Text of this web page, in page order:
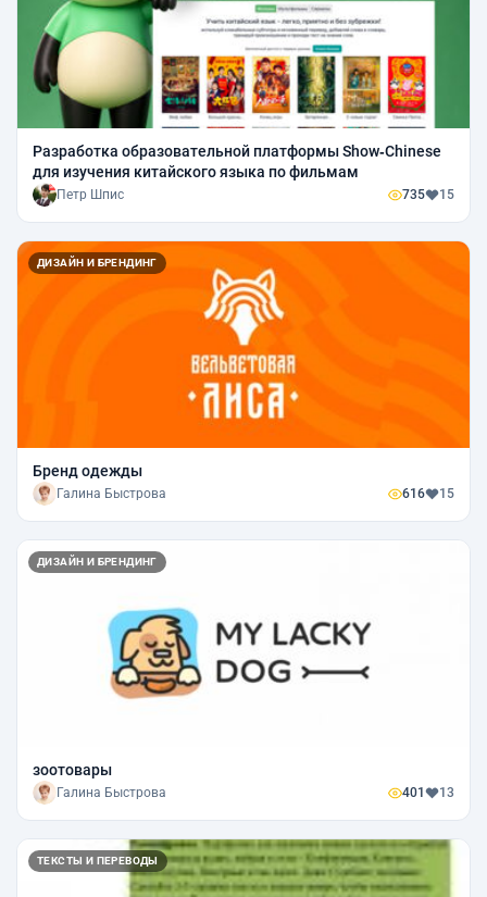
Разработка образовательной платформы Show‑Chinese
для изучения китайского языка по фильмам
Петр Шпис 735 15
ДИЗАЙН И БРЕНДИНГ
Бренд одежды
Галина Быстрова 616 15
ДИЗАЙН И БРЕНДИНГ
зоотовары
Галина Быстрова 401 13
ТЕКСТЫ И ПЕРЕВОДЫ